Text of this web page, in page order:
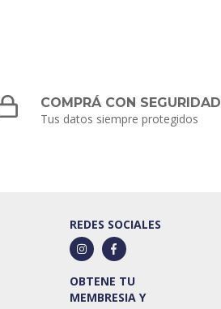
COMPRÁ CON SEGURIDAD
Tus datos siempre protegidos
REDES SOCIALES
OBTENE TU
MEMBRESIA Y